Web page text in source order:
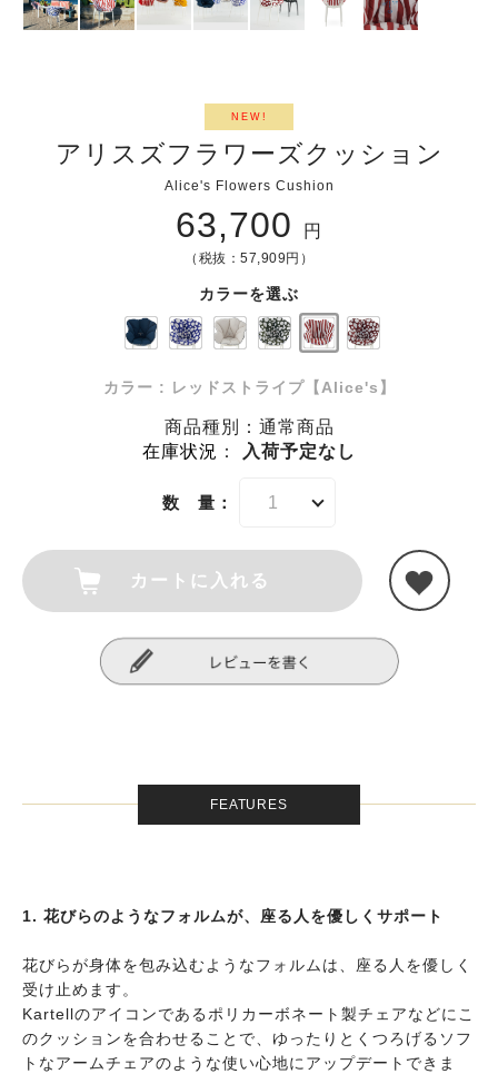
NEW!
アリスズフラワーズクッション
Alice's Flowers Cushion
63,700 円
（税抜：57,909円）
カラーを選ぶ
カラー : レッドストライプ【Alice's】
商品種別：通常商品
在庫状況 ： 入荷予定なし
数 量：
カートに入れる
FEATURES
1. 花びらのようなフォルムが、座る人を優しくサポート
花びらが身体を包み込むようなフォルムは、座る人を優しく
受け止めます。
Kartellのアイコンであるポリカーボネート製チェアなどにこ
のクッションを合わせることで、ゆったりとくつろげるソフ
トなアームチェアのような使い心地にアップデートできま